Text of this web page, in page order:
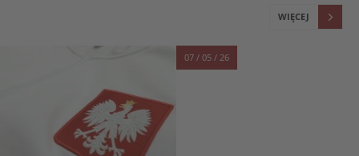
WIĘCEJ
07 / 05 / 26